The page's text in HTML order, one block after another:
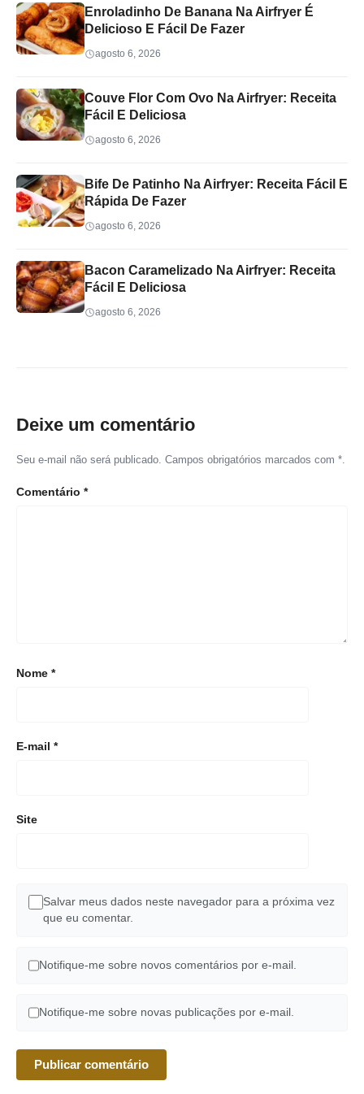
Enroladinho De Banana Na Airfryer É
Delicioso E Fácil De Fazer
agosto 6, 2026
Couve Flor Com Ovo Na Airfryer: Receita
Fácil E Deliciosa
agosto 6, 2026
Bife De Patinho Na Airfryer: Receita Fácil E
Rápida De Fazer
agosto 6, 2026
Bacon Caramelizado Na Airfryer: Receita
Fácil E Deliciosa
agosto 6, 2026
Deixe um comentário
Seu e-mail não será publicado. Campos obrigatórios marcados com *.
Comentário *
Nome *
E-mail *
Site
Salvar meus dados neste navegador para a próxima vez
que eu comentar.
Notifique-me sobre novos comentários por e-mail.
Notifique-me sobre novas publicações por e-mail.